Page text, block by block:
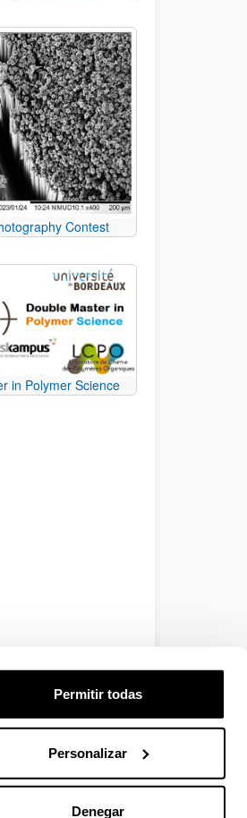
Permitir todas
Personalizar
Denegar
Contest
in Polymer Science